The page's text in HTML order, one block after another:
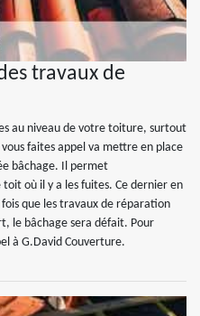
travaux de
au niveau de votre toiture, surtout
faites appel va mettre en place
bâchage. Il permet
où il y a les fuites. Ce dernier en
que les travaux de réparation
le bâchage sera défait. Pour
à G.David Couverture.